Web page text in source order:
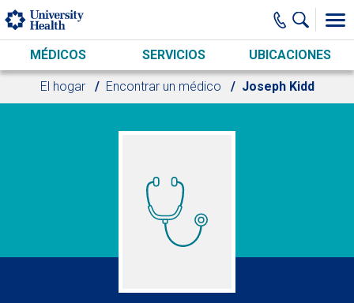
Skip to main content
MÉDICOS SERVICIOS UBICACIONES
El hogar Encontrar un médico Joseph Kidd